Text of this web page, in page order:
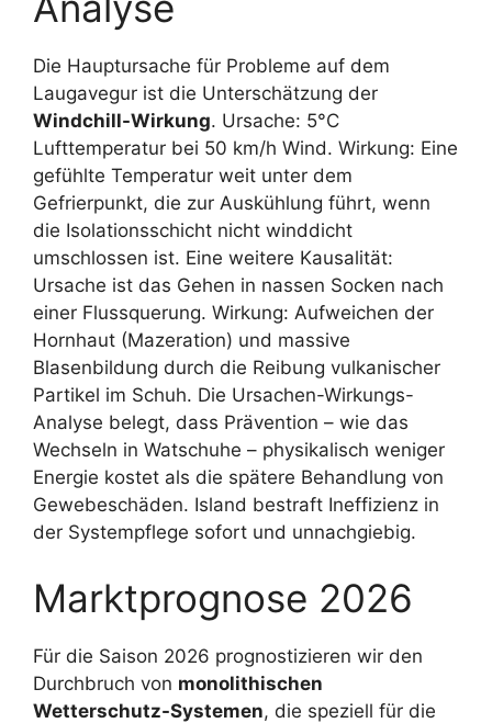
Die Hauptursache für Probleme auf dem
Laugavegur ist die Unterschätzung der
Windchill-Wirkung. Ursache: 5°C
Lufttemperatur bei 50 km/h Wind. Wirkung: Eine
gefühlte Temperatur weit unter dem
Gefrierpunkt, die zur Auskühlung führt, wenn
die Isolationsschicht nicht winddicht
umschlossen ist. Eine weitere Kausalität:
Ursache ist das Gehen in nassen Socken nach
einer Flussquerung. Wirkung: Aufweichen der
Hornhaut (Mazeration) und massive
Blasenbildung durch die Reibung vulkanischer
Partikel im Schuh. Die Ursachen-Wirkungs-
Analyse belegt, dass Prävention – wie das
Wechseln in Watschuhe – physikalisch weniger
Energie kostet als die spätere Behandlung von
Gewebeschäden. Island bestraft Ineffizienz in
der Systempflege sofort und unnachgiebig.
Marktprognose 2026
Für die Saison 2026 prognostizieren wir den
Durchbruch von monolithischen
Wetterschutz-Systemen, die speziell für die